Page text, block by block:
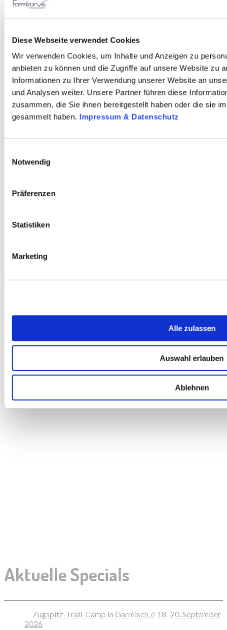
Diese Webseite verwendet Cookies
Wir verwenden Cookies, um Inhalte und Anzeigen zu
anbieten zu können und die Zugriffe auf unsere Website zu
Informationen zu Ihrer Verwendung unserer Website an
und Analysen weiter. Unsere Partner führen diese
zusammen, die Sie ihnen bereitgestellt haben oder die sie
gesammelt haben. Impressum & Datenschutz
Notwendig
Präferenzen
Statistiken
Marketing
Alle zulassen
Auswahl erlauben
Ablehnen
Aktuelle Specials
Zugspitz-Trail-Camp in Garmisch // 18.-20. September
2026